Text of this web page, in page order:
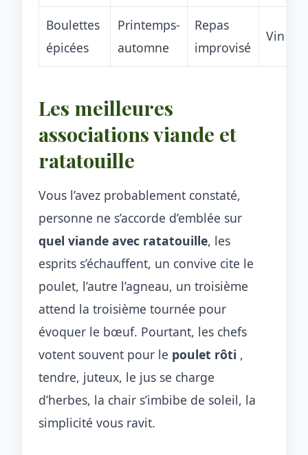
Boulettes
épicées
Printemps-
automne
Repas
improvisé
Vin
Les meilleures
associations viande et
ratatouille
Vous l’avez probablement constaté,
personne ne s’accorde d’emblée sur
quel viande avec ratatouille, les
esprits s’échauffent, un convive cite le
poulet, l’autre l’agneau, un troisième
attend la troisième tournée pour
évoquer le bœuf. Pourtant, les chefs
votent souvent pour le poulet rôti ,
tendre, juteux, le jus se charge
d’herbes, la chair s’imbibe de soleil, la
simplicité vous ravit.